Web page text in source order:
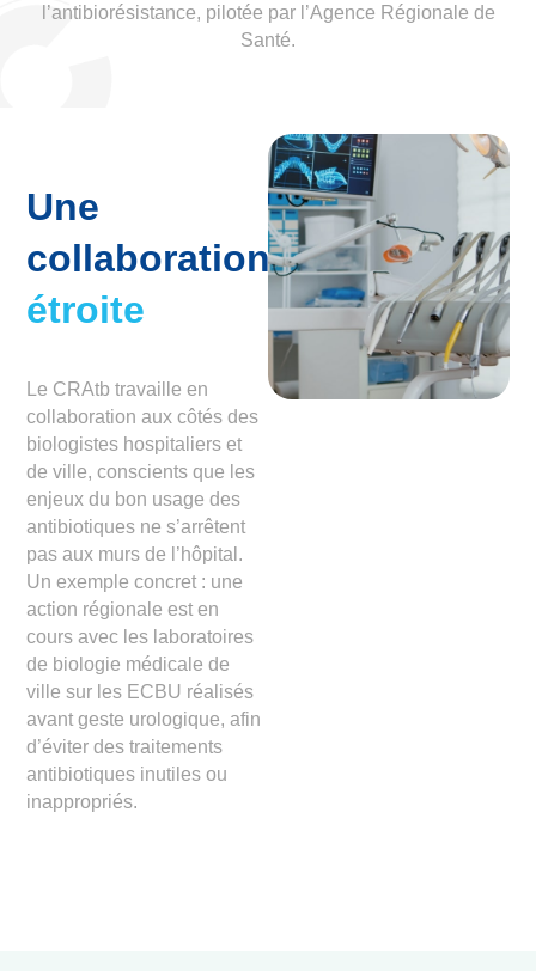
l’antibiorésistance, pilotée par l’Agence Régionale de
Santé.
Une
collaboration
étroite
Le CRAtb travaille en
collaboration aux côtés des
biologistes hospitaliers et
de ville, conscients que les
enjeux du bon usage des
antibiotiques ne s’arrêtent
pas aux murs de l’hôpital.
Un exemple concret : une
action régionale est en
cours avec les laboratoires
de biologie médicale de
ville sur les ECBU réalisés
avant geste urologique, afin
d’éviter des traitements
antibiotiques inutiles ou
inappropriés.